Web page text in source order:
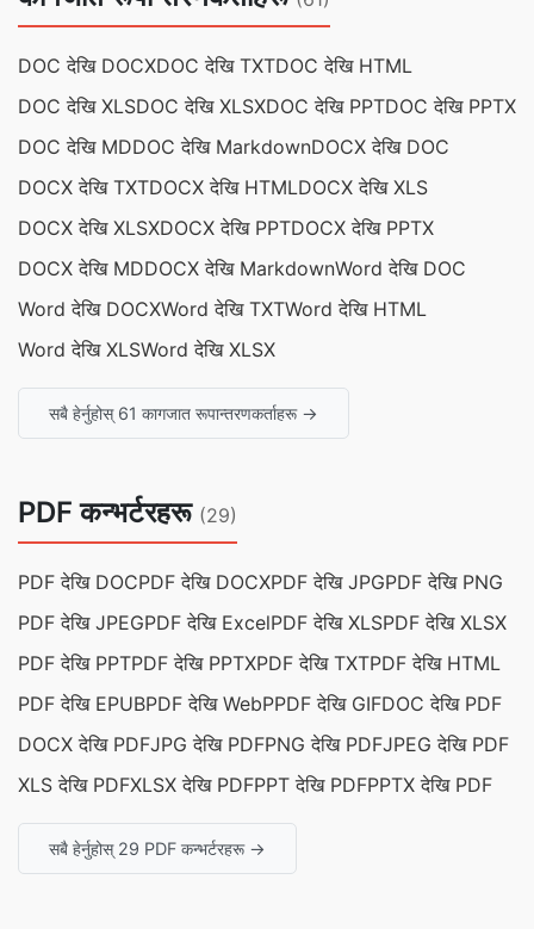
DOC देखि DOCXDOC देखि TXTDOC देखि HTML
DOC देखि XLSDOC देखि XLSXDOC देखि PPTDOC देखि PPTX
DOC देखि MDDOC देखि MarkdownDOCX देखि DOC
DOCX देखि TXTDOCX देखि HTMLDOCX देखि XLS
DOCX देखि XLSXDOCX देखि PPTDOCX देखि PPTX
DOCX देखि MDDOCX देखि MarkdownWord देखि DOC
Word देखि DOCXWord देखि TXTWord देखि HTML
Word देखि XLSWord देखि XLSX
सबै हेर्नुहोस् 61 कागजात रूपान्तरणकर्ताहरू →
PDF कन्भर्टरहरू (29)
PDF देखि DOCPDF देखि DOCXPDF देखि JPGPDF देखि PNG
PDF देखि JPEGPDF देखि ExcelPDF देखि XLSPDF देखि XLSX
PDF देखि PPTPDF देखि PPTXPDF देखि TXTPDF देखि HTML
PDF देखि EPUBPDF देखि WebPPDF देखि GIFDOC देखि PDF
DOCX देखि PDFJPG देखि PDFPNG देखि PDFJPEG देखि PDF
XLS देखि PDFXLSX देखि PDFPPT देखि PDFPPTX देखि PDF
सबै हेर्नुहोस् 29 PDF कन्भर्टरहरू →